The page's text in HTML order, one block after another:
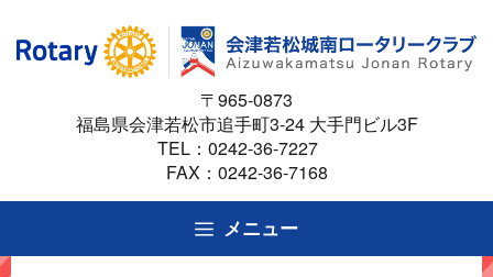
ス
ッ
〒965-0873
福島県会津若松市追手町3-24 大手門ビル3F
TEL： 0242-36-7227
FAX：0242-36-7168
メニュー